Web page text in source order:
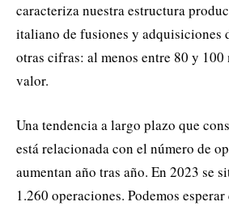
caracteriza nuestra estructura
italiano de fusiones y adquisiciones
otras cifras: al menos entre 80 y
valor.
Una tendencia a largo plazo que
está relacionada con el número de
aumentan año tras año. En 2023 se
1.260 operaciones. Podemos